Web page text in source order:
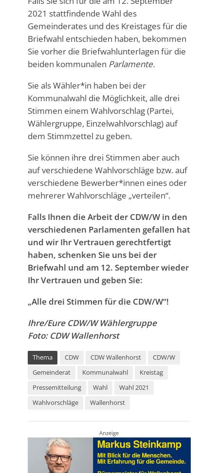
2021 stattfindende Wahl des
Gemeinderates und des Kreistages für die
Briefwahl entschieden haben, bekommen
Sie vorher die Briefwahlunterlagen für die
beiden kommunalen Parlamente.
Sie als Wähler*in haben bei der
Kommunalwahl die Möglichkeit, alle drei
Stimmen einem Wahlvorschlag (Partei,
Wählergruppe, Einzelwahlvorschlag) auf
dem Stimmzettel zu geben.
Sie können ihre drei Stimmen aber auch
auf verschiedene Wahlvorschläge bzw. auf
verschiedene Bewerber*innen eines oder
mehrerer Wahlvorschläge „verteilen“.
Falls Ihnen die Arbeit der CDW/W in den
verschiedenen Parlamenten gefallen hat
und wir Ihr Vertrauen gerechtfertigt
haben, schenken Sie uns bei der
Briefwahl und am 12. September wieder
Ihr Vertrauen und geben Sie:
„Alle drei Stimmen für die CDW/W“!
Ihre/Eure CDW/W Wählergruppe
Foto: CDW Wallenhorst
Thema CDW CDW Wallenhorst
CDW/W
Gemeinderat
Kommunalwahl
Kreistag
Pressemitteilung
Wahl
Wahl 2021
Wahlvorschläge
Wallenhorst
Anzeige